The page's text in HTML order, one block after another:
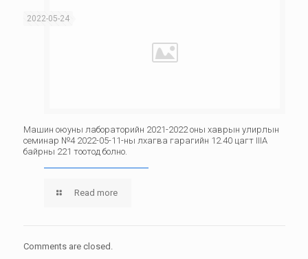
2022-05-24
Машин оюуны лабораторийн 2021-2022 оны хаврын улирлын
семинар №4 2022-05-11-ны лхагва гарагийн 12.40 цагт IIIА
байрны 221 тоотод болно.
Read more
Comments are closed.